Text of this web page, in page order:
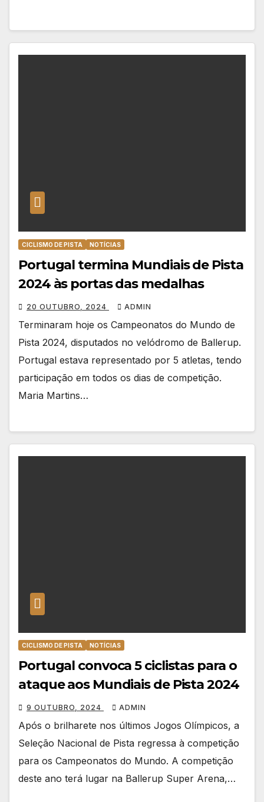
CICLISMO DE PISTA NOTÍCIAS
Portugal termina Mundiais de Pista
2024 às portas das medalhas
20 OUTUBRO, 2024 ADMIN
Terminaram hoje os Campeonatos do Mundo de
Pista 2024, disputados no velódromo de Ballerup.
Portugal estava representado por 5 atletas, tendo
participação em todos os dias de competição.
Maria Martins…
CICLISMO DE PISTA NOTÍCIAS
Portugal convoca 5 ciclistas para o
ataque aos Mundiais de Pista 2024
9 OUTUBRO, 2024 ADMIN
Após o brilharete nos últimos Jogos Olímpicos, a
Seleção Nacional de Pista regressa à competição
para os Campeonatos do Mundo. A competição
deste ano terá lugar na Ballerup Super Arena,…